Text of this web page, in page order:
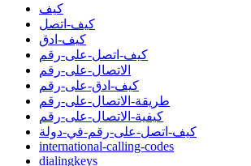
كيف
كيف-اتصل
كيف-ادق
كيف-اتصل-على-رقم
الاتصال-على-رقم
كيف-ادق-على-رقم
طريقة-الاتصال-على-رقم
كيفية-الاتصال-على-رقم
كيف-اتصل-على-رقم-في-دولة
international-calling-codes
dialingkeys